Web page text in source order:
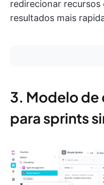
redirecionar
resultados mais
3. Modelo de
para sprints